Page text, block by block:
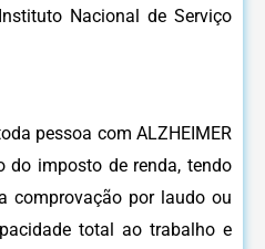
Nacional de Serviço
pessoa com ALZHEIMER
do imposto de renda, tendo
comprovação por laudo ou
total ao trabalho e